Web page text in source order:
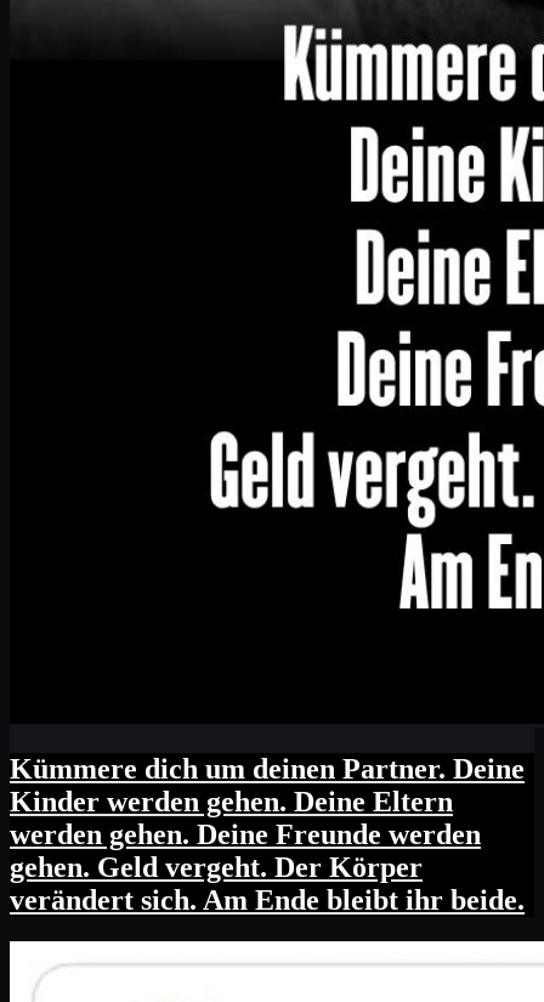
Kümmere dich um deinen Partner. Deine
Kinder werden gehen. Deine Eltern
werden gehen. Deine Freunde werden
gehen. Geld vergeht. Der Körper
verändert sich. Am Ende bleibt ihr beide.